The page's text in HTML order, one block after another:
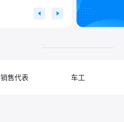
销售代表 车工